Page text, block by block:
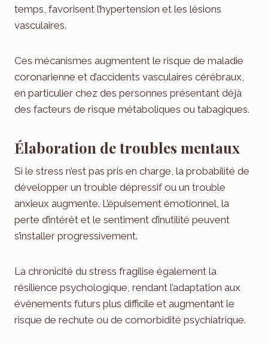
temps, favorisent l’hypertension et les lésions
vasculaires.
Ces mécanismes augmentent le risque de maladie
coronarienne et d’accidents vasculaires cérébraux,
en particulier chez des personnes présentant déjà
des facteurs de risque métaboliques ou tabagiques.
Élaboration de troubles mentaux
Si le stress n’est pas pris en charge, la probabilité de
développer un trouble dépressif ou un trouble
anxieux augmente. L’épuisement émotionnel, la
perte d’intérêt et le sentiment d’inutilité peuvent
s’installer progressivement.
La chronicité du stress fragilise également la
résilience psychologique, rendant l’adaptation aux
événements futurs plus difficile et augmentant le
risque de rechute ou de comorbidité psychiatrique.